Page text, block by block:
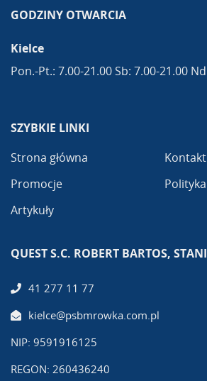
GODZINY OTWARCIA
Kielce
Pon.-Pt.: 7.00-21.00 Sb: 7.00-21.00
SZYBKIE LINKI
Strona główna
Promocje
Artykuły
Kontakt
QUEST S.C. ROBERT BARTOS,
41 277 11 77
kielce@psbmrowka.com.pl
NIP: 9591916125
REGON: 260436240